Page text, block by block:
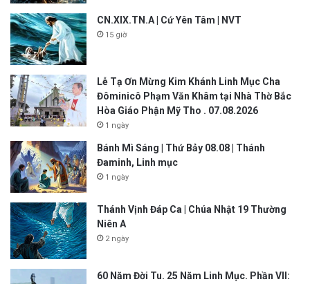
CN.XIX.TN.A | Cứ Yên Tâm | NVT
15 giờ
Lễ Tạ Ơn Mừng Kim Khánh Linh Mục Cha
Đôminicô Phạm Văn Khâm tại Nhà Thờ Bắc
Hòa Giáo Phận Mỹ Tho . 07.08.2026
1 ngày
Bánh Mì Sáng | Thứ Bảy 08.08 | Thánh
Đaminh, Linh mục
1 ngày
Thánh Vịnh Đáp Ca | Chúa Nhật 19 Thường
Niên A
2 ngày
60 Năm Đời Tu. 25 Năm Linh Mục. Phần VII: